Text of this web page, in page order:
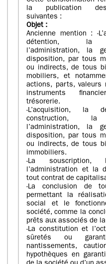
la publication
suivantes :
Objet :
Ancienne mention : -
détention, la
l’administration, la
disposition, par tous
ou indirects, de tous
mobiliers, et
actions, parts, valeurs
instruments
trésorerie.
-L’acquisition, la
construction, la
l’administration, la
disposition, par tous
ou indirects, de tous
immobiliers.
-La souscription,
l’administration et la
tout contrat de
-La conclusion de
permettant la
social et le
société, comme la
prêts aux associés de
-La constitution et
sûretés ou
nantissements,
hypothèques en